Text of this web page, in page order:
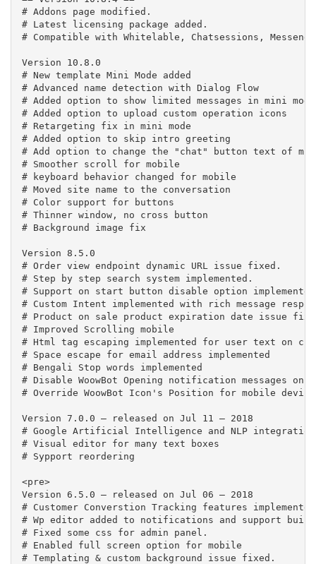
# Addons page modified.
# Latest licensing package added.
# Compatible with Whitelable, Chatsessions,
Version 10.8.0
# New template Mini Mode added
# Advanced name detection with Dialog Flow
# Added option to show limited messages in mini mode
# Added option to upload custom operation icons
# Retargeting fix in mini mode
# Added option to skip intro greeting
# Add option to change the "chat" button text of
# Smoother scroll for mobile
# keyboard behavior changed for mobile
# Moved site name to the conversation
# Color support for buttons
# Thinner window, no cross button
# Background image fix
Version 8.5.0
# Order view endpoint dynamic URL issue fixed.
# Step by step search system implemented.
# Support on start button disable option implemented
# Custom Intent implemented with rich message
# Product on sale product expiration date issue
# Improved Scrolling mobile
# Html tag escaping implemented for user text on
# Space escape for email address implemented
# Bengali Stop words implemented
# Disable WoowBot Opening notification messages on
# Override WoowBot Icon's Position for mobile
Version 7.0.0 – released on Jul 11 – 2018
# Google Artificial Intelligence and NLP integration
# Visual editor for many text boxes
# Sypport reordering
<pre>
Version 6.5.0 – released on Jul 06 – 2018
# Customer Converstion Tracking features
# Wp editor added to notifications and support
# Fixed some css for admin panel.
# Enabled full screen option for mobile
# Templating & custom background issue fixed.